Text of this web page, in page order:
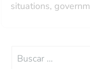
situation. Each person
hope. I look forward
possible because of J
and it was a very
Lemus, ext 204
He answered all
Search